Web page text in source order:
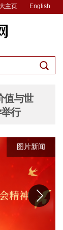
主页 English
值与世
行
图片新闻
图片新闻
图片新闻
图片新闻